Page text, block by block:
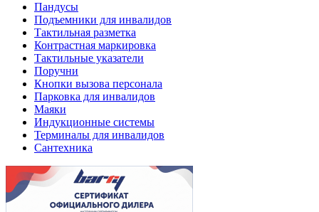
Пандусы
Подъемники для инвалидов
Тактильная разметка
Контрастная маркировка
Тактильные указатели
Поручни
Кнопки вызова персонала
Парковка для инвалидов
Маяки
Индукционные системы
Терминалы для инвалидов
Сантехника